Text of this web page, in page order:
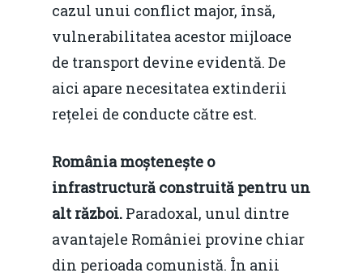
cazul unui conflict major, însă,
vulnerabilitatea acestor mijloace
de transport devine evidentă. De
aici apare necesitatea extinderii
rețelei de conducte către est.
România moștenește o
infrastructură construită pentru un
alt război. Paradoxal, unul dintre
avantajele României provine chiar
din perioada comunistă. În anii